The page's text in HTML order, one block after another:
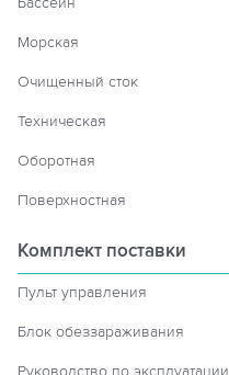
Морская
Очищенный сток
Техническая
Оборотная
Поверхностная
Комплект поставки
Пульт управления
Блок обеззараживания
Руководство по эксплуатации